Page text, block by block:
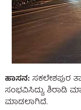
ಹಾಸನ:ಸಕಲೇಶಪುರ
ಸಂಭವಿಸಿದ್ದು, ಶಿರಾಡಿ
ಮಾಡಲಾಗಿದೆ.